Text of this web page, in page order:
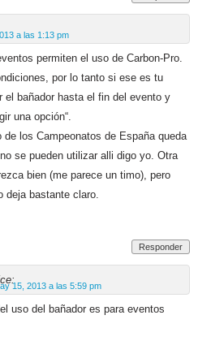
a las 1:13 pm
permiten el uso de Carbon-Pro.
por lo tanto si ese es tu
el bañador hasta el fin del evento y
una opción“.
los Campeonatos de España queda
se pueden utilizar alli digo yo. Otra
bien (me parece un timo), pero
deja bastante claro.
Responder
15, 2013 a las 5:59 pm
uso del bañador es para eventos